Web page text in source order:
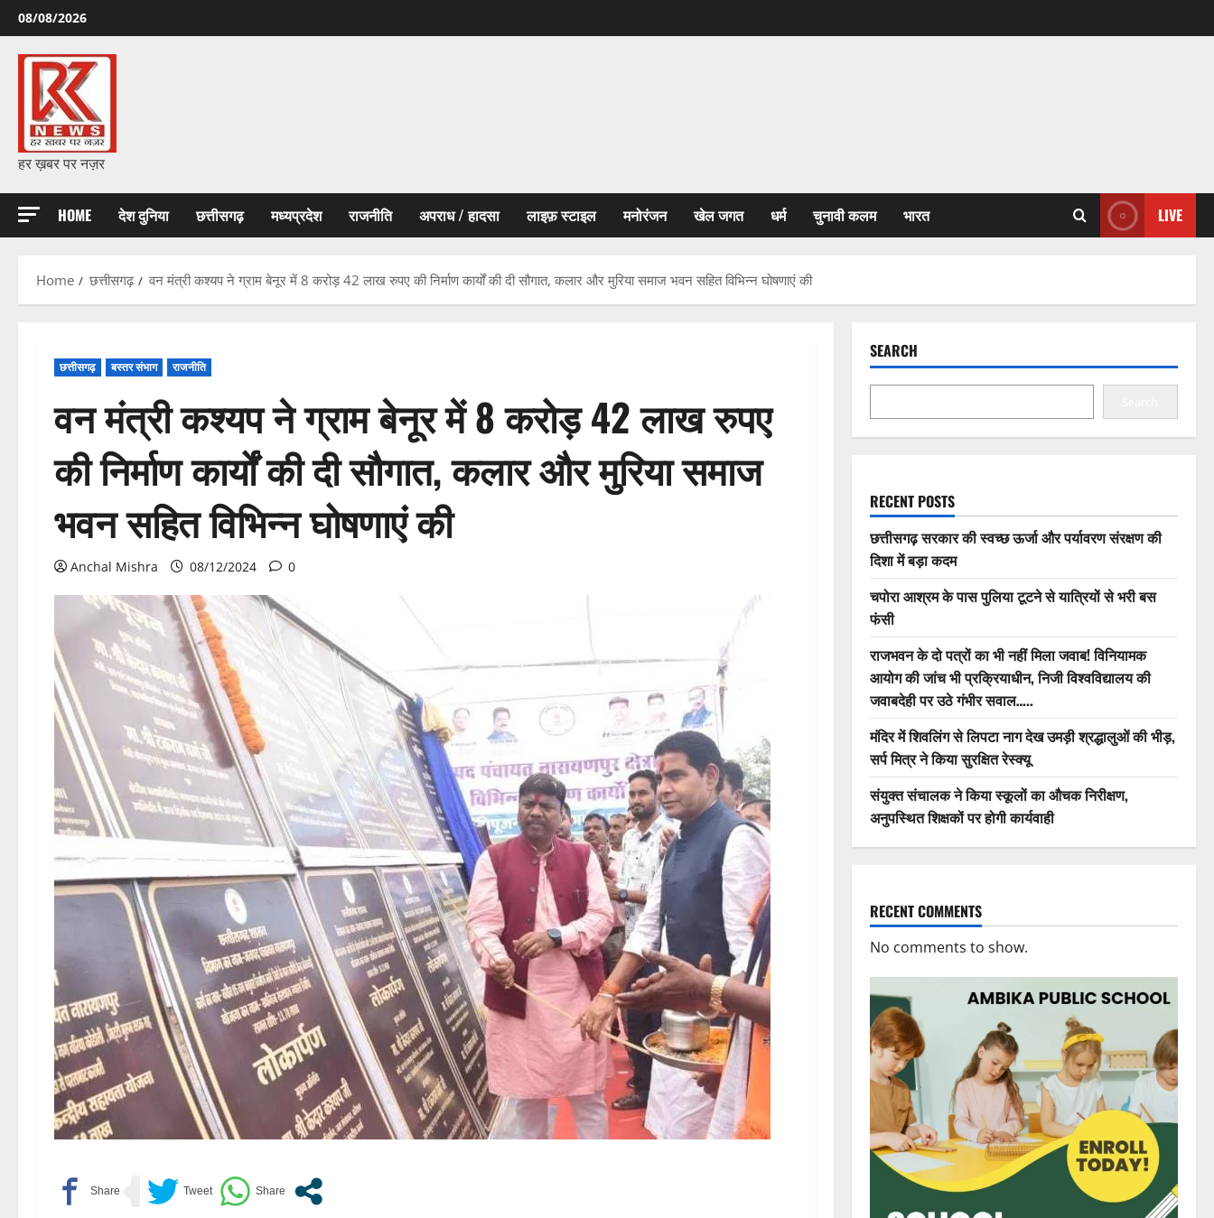
Skip
to
content
08/08/2026
हर ख़बर पर नज़र
HOME देश दुनिया छत्तीसगढ़ मध्यप्रदेश राजनीति अपराध / हादसा लाइफ़ स्टाइल मनोरंजन खेल जगत धर्म चुनावी कलम भारत LIVE
Home छत्तीसगढ़ वन मंत्री कश्यप ने ग्राम बेनूर में 8 करोड़ 42 लाख रुपए की निर्माण कार्यों की दी सौगात, कलार और मुरिया समाज भवन सहित विभिन्न घोषणाएं की
छत्तीसगढ़ बस्तर संभाग राजनीति
वन मंत्री कश्यप ने ग्राम बेनूर में 8 करोड़ 42 लाख रुपए
की निर्माण कार्यों की दी सौगात, कलार और मुरिया समाज
भवन सहित विभिन्न घोषणाएं की
Anchal Mishra 08/12/2024 0
SEARCH
RECENT POSTS
छत्तीसगढ़ सरकार की स्वच्छ ऊर्जा और पर्यावरण संरक्षण की
दिशा में बड़ा कदम
चपोरा आश्रम के पास पुलिया टूटने से यात्रियों से भरी बस
फंसी
राजभवन के दो पत्रों का भी नहीं मिला जवाब! विनियामक
आयोग की जांच भी प्रक्रियाधीन, निजी विश्वविद्यालय की
जवाबदेही पर उठे गंभीर सवाल…..
मंदिर में शिवलिंग से लिपटा नाग देख उमड़ी श्रद्धालुओं की भीड़,
सर्प मित्र ने किया सुरक्षित रेस्क्यू
संयुक्त संचालक ने किया स्कूलों का औचक निरीक्षण,
अनुपस्थित शिक्षकों पर होगी कार्यवाही
RECENT COMMENTS
No comments to show.